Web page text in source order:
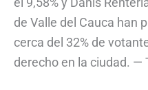
de Valle del Cauca han
cerca del 32% de
derecho en la ciudad. —